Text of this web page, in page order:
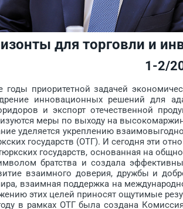
для торговли и
1-2/
приоритетной задачей
инновационных решений для
и экспорт отечественной
меры по выходу на
уделяется укреплению
государств (ОТГ). И сегодня эти
государств, основанная на
братства и создала
взаимного доверия, дружбы и
взаимная поддержка на
этих целей приносят ощутимые
в рамках ОТГ была создана Комиссия